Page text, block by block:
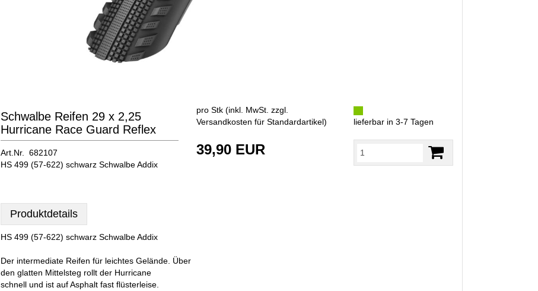
Schwalbe Reifen 29 x 2,25
Hurricane Race Guard Reflex
Art.Nr. 682107
HS 499 (57-622) schwarz Schwalbe Addix
pro Stk (inkl. MwSt. zzgl.
Versandkosten für Standardartikel)
39,90 EUR
lieferbar in 3-7 Tagen
Produktdetails
HS 499 (57-622) schwarz Schwalbe Addix
Der intermediate Reifen für leichtes Gelände. Über
den glatten Mittelsteg rollt der Hurricane
schnell und ist auf Asphalt fast flüsterleise.